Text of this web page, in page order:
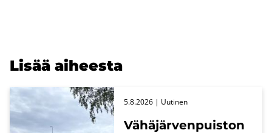
Lisää ai­hees­ta
Vä­hä­jär­ven­puis­ton
5.8.2026 | Uu­ti­nen